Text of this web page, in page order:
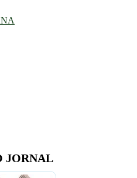
FUBANA
JORNAL